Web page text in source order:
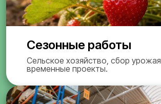
Сезонные работы
Сельское хозяйство, сбор урожая,
временные проекты.